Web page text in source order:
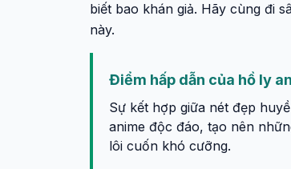
biết bao khán giả. Hãy cùng đi
này.
Điểm hấp dẫn của hồ ly
Sự kết hợp giữa nét đẹp
anime độc đáo, tạo nên
lôi cuốn khó cưỡng.